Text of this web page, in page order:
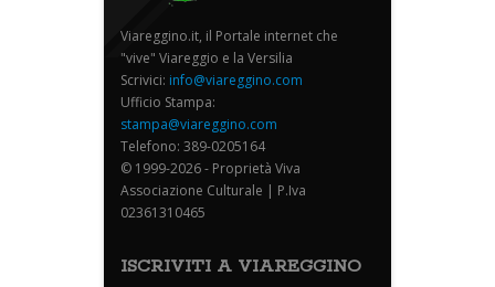
Viareggino.it, il Portale internet che
"vive" Viareggio e la Versilia
Scrivici: info@viareggino.com
Ufficio Stampa:
stampa@viareggino.com
Telefono: 389-0205164
© 1999-2026 - Proprietà Viva
Associazione Culturale | P.Iva
02361310465
ISCRIVITI A VIAREGGINO